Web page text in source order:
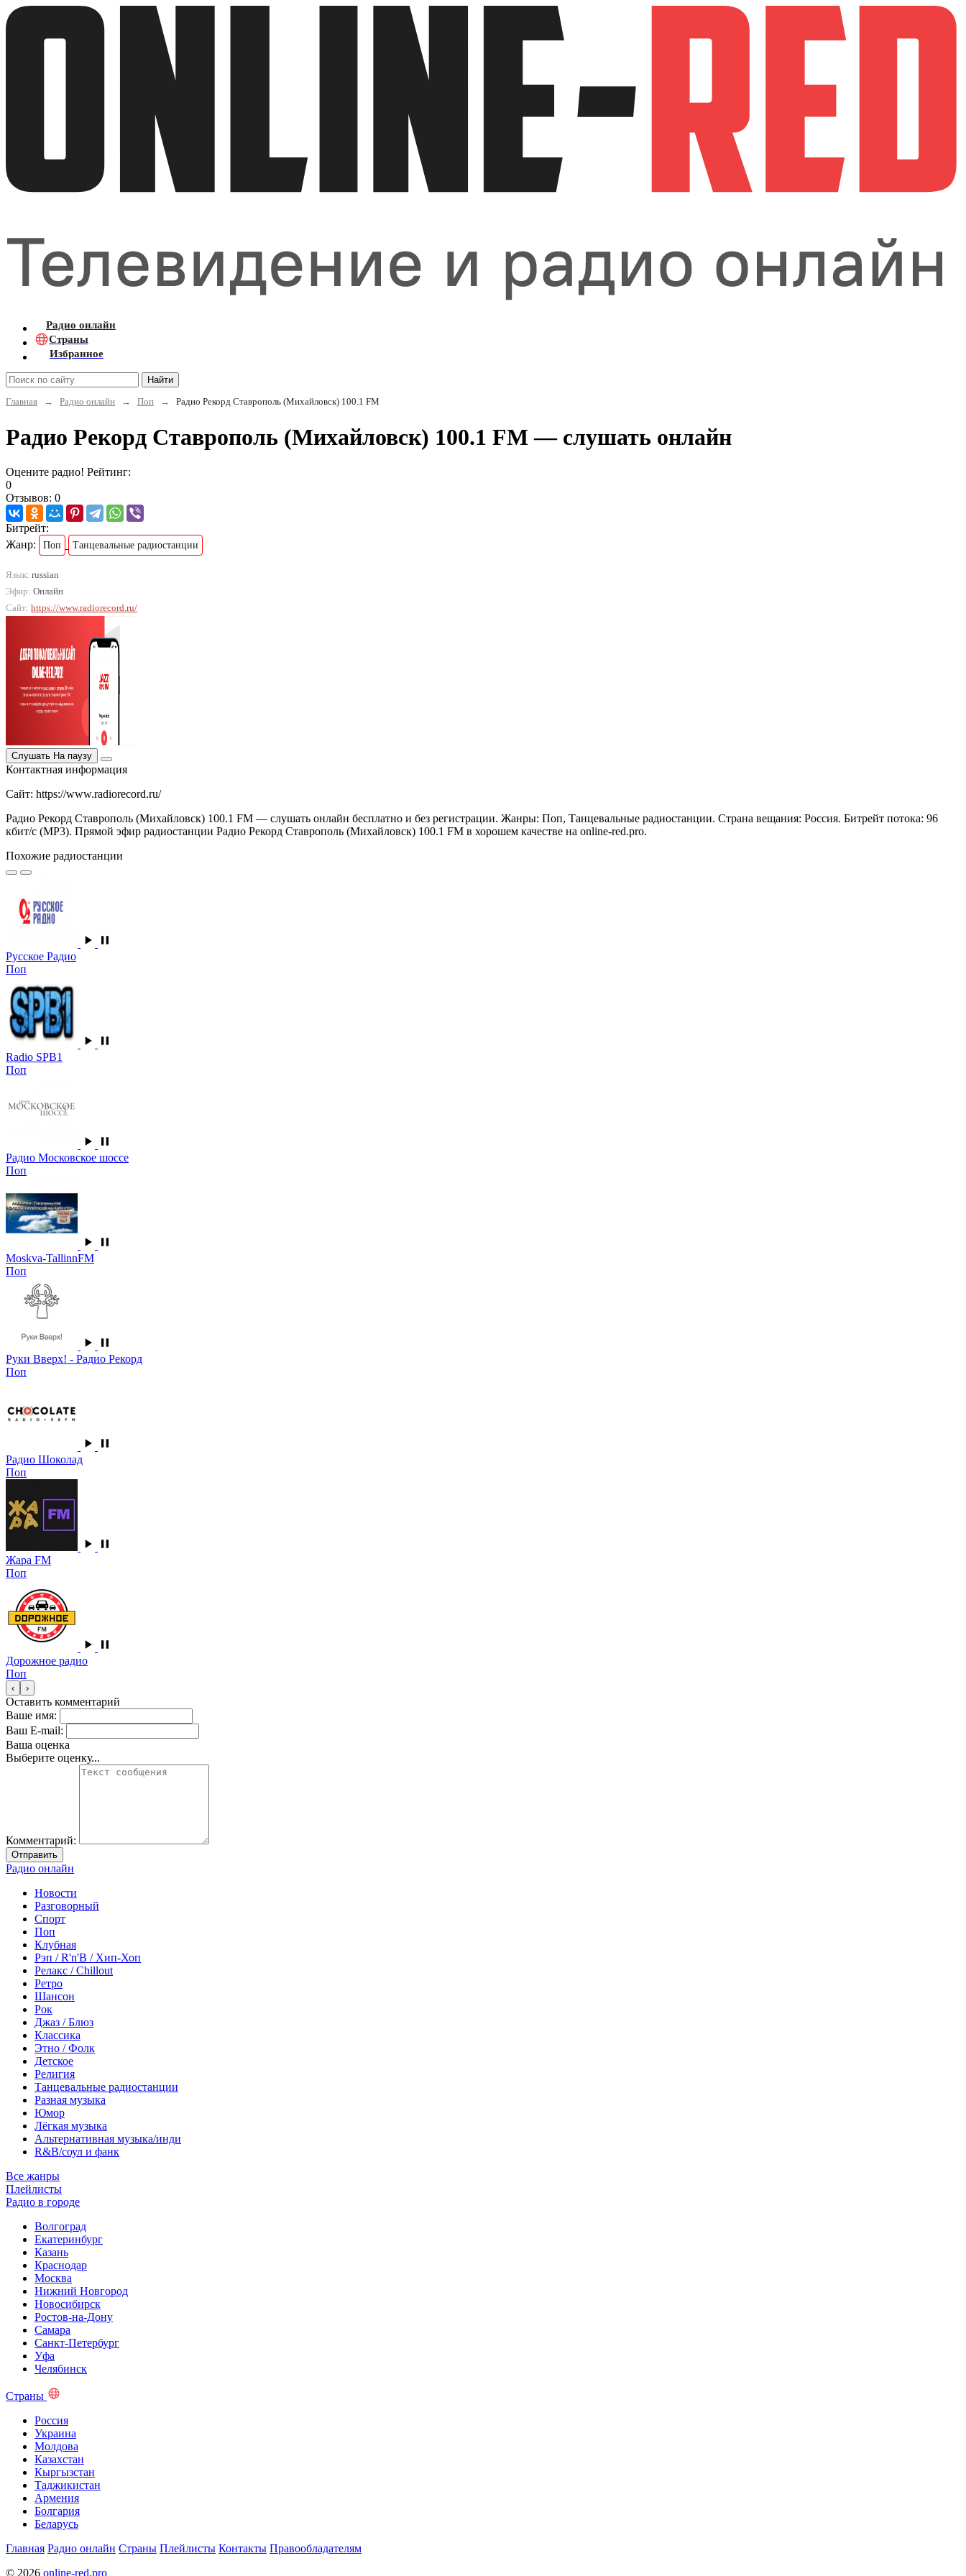
Радио онлайн
Страны
Избранное
Найти
Главная
→ Радио онлайн → Поп → Радио Рекорд Ставрополь (Михайловск) 100.1 FM
Радио Рекорд Ставрополь (Михайловск) 100.1 FM — слушать онлайн
Оцените радио! Рейтинг:
0
Отзывов: 0
Битрейт:
Жанр:
Поп Танцевальные радиостанции
Язык: russian
Эфир: Онлайн
Сайт: https://www.radiorecord.ru/
Слушать На паузу
Контактная информация
Сайт: https://www.radiorecord.ru/
Радио Рекорд Ставрополь (Михайловск) 100.1 FM — слушать онлайн бесплатно и без регистрации. Жанры: Поп, Танцевальные радиостанции. Страна вещания: Россия. Битрейт потока: 96
кбит/с (MP3). Прямой эфир радиостанции Радио Рекорд Ставрополь (Михайловск) 100.1 FM в хорошем качестве на online-red.pro.
Похожие радиостанции
Русское Радио
Поп
Radio SPB1
Поп
Радио Московское шоссе
Поп
Moskva-TallinnFM
Поп
Руки Вверх! - Радио Рекорд
Поп
Радио Шоколад
Поп
Жара FM
Поп
Дорожное радио
Поп
‹ ›
Оставить комментарий
Ваше имя:
Ваш E-mail:
Ваша оценка
Выберите оценку...
Комментарий:
Отправить
Радио онлайн
Новости
Разговорный
Спорт
Поп
Клубная
Рэп / R'n'B / Хип-Хоп
Релакс / Chillout
Ретро
Шансон
Рок
Джаз / Блюз
Классика
Этно / Фолк
Детское
Религия
Танцевальные радиостанции
Разная музыка
Юмор
Лёгкая музыка
Альтернативная музыка/инди
R&B/cоул и фанк
Все жанры
Плейлисты
Радио в городе
Волгоград
Екатеринбург
Казань
Краснодар
Москва
Нижний Новгород
Новосибирск
Ростов-на-Дону
Самара
Санкт-Петербург
Уфа
Челябинск
Страны
Россия
Украина
Молдова
Казахстан
Кыргызстан
Таджикистан
Армения
Болгария
Беларусь
Главная Радио онлайн Страны Плейлисты Контакты Правообладателям
© 2026 online-red.pro